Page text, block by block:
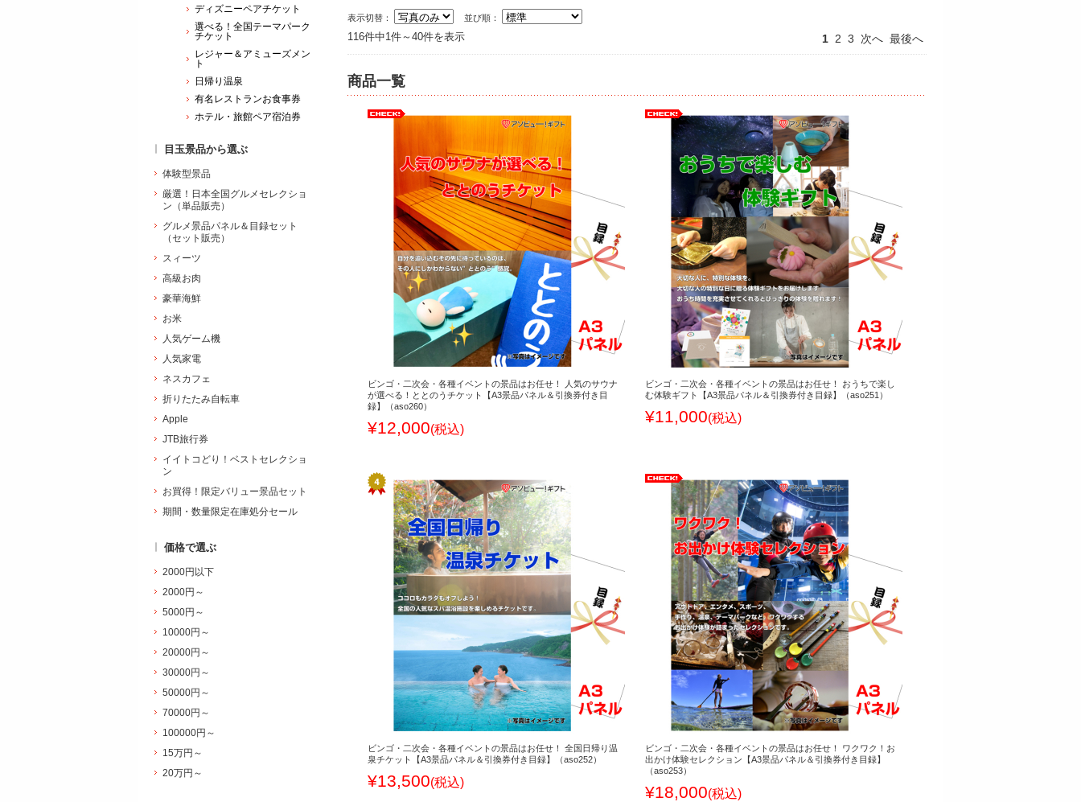
表示切替： 並び順：
116件中1件～40件を表示 1 2 3 次へ 最後へ
商品一覧
ビンゴ・二次会・各種イベントの景品はお任せ！ 人気のサウナ
が選べる！ととのうチケット【A3景品パネル＆引換券付き目
録】（aso260）
¥12,000(税込)
ビンゴ・二次会・各種イベントの景品はお任せ！ おうちで楽し
む体験ギフト【A3景品パネル＆引換券付き目録】（aso251）
¥11,000(税込)
ビンゴ・二次会・各種イベントの景品はお任せ！ 全国日帰り温
泉チケット【A3景品パネル＆引換券付き目録】（aso252）
¥13,500(税込)
ビンゴ・二次会・各種イベントの景品はお任せ！ ワクワク！お
出かけ体験セレクション【A3景品パネル＆引換券付き目録】
（aso253）
¥18,000(税込)
ディズニーペアチケット
選べる！全国テーマパーク
チケット
レジャー＆アミューズメン
ト
日帰り温泉
有名レストランお食事券
ホテル・旅館ペア宿泊券
目玉景品から選ぶ
体験型景品
厳選！日本全国グルメセレクショ
ン（単品販売）
グルメ景品パネル＆目録セット
（セット販売）
スィーツ
高級お肉
豪華海鮮
お米
人気ゲーム機
人気家電
ネスカフェ
折りたたみ自転車
Apple
JTB旅行券
イイトコどり！ベストセレクショ
ン
お買得！限定バリュー景品セット
期間・数量限定在庫処分セール
価格で選ぶ
2000円以下
2000円～
5000円～
10000円～
20000円～
30000円～
50000円～
70000円～
100000円～
15万円～
20万円～